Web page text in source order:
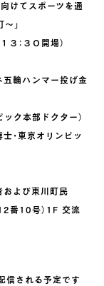
けてスポーツを通
」
３：３０開場）
五輪ハンマー投げ金
ク本部ドクター）
・東京オリンピッ
よび東川町民
番10号）1F 交流
信される予定です